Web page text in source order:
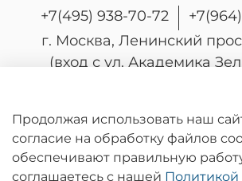
+7(495) 938-70-72
г. Москва, Ленинский
(вход с ул. Академика
© 2026 Любое использование
письменного разрешения
Информация на сайте носит информационный
Продолжая использовать наш
согласие на обработку файлов
обеспечивают правильную
соглашаетесь с нашей Политикой